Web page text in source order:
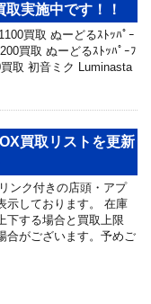
実施中です！！
買取 ぬーどるｽﾄｯﾊﾟｰ
買取 ぬーどるｽﾄｯﾊﾟｰﾌ
取 初音ミク Luminasta
買取リストを更新
ンク付きの店頭・アプ
示しております。 在庫
下する場合と買取上限
合がございます。予めご